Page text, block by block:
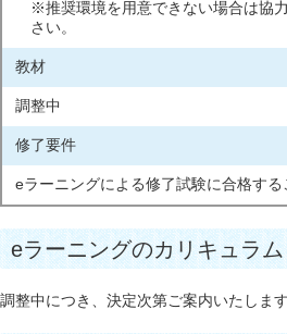
※推奨環境を用意できない場合は協
さい。
教材
調整中
修了要件
eラーニングによる修了試験に合格する
eラーニングのカリキュラム
調整中につき、決定次第ご案内いたします